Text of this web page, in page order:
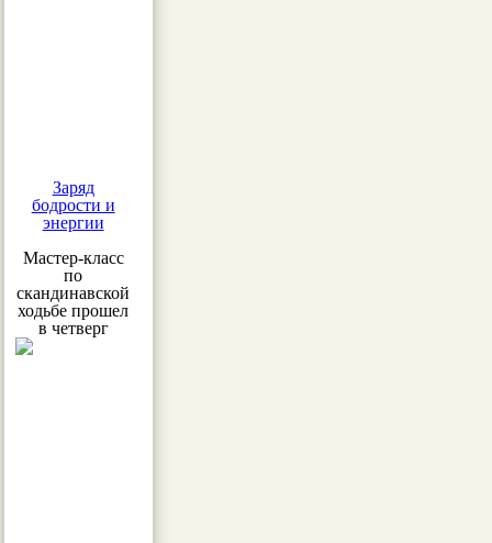
Заряд
бодрости и
энергии
Мастер-класс
по
скандинавской
ходьбе прошел
в четверг